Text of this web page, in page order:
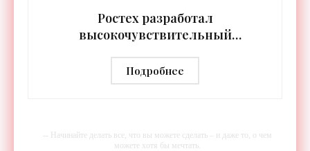
Ростех разработал
высокочувствительный
дальностью распознавания до 2 км
- «Гаджеты»
Подробнее
-- Начинайте делать все, что вы можете сделать – и даже то, о чем
можете хотя бы мечтать.